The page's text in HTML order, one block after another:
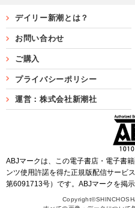
デイリー新潮とは？
お問い合わせ
ご購入
プライバシーポリシー
運営：株式会社新潮社
ABJマークは、この電子書店・電子書
ンツ使用許諾を得た正規版配信サービ
第6091713号）です。ABJマークを掲